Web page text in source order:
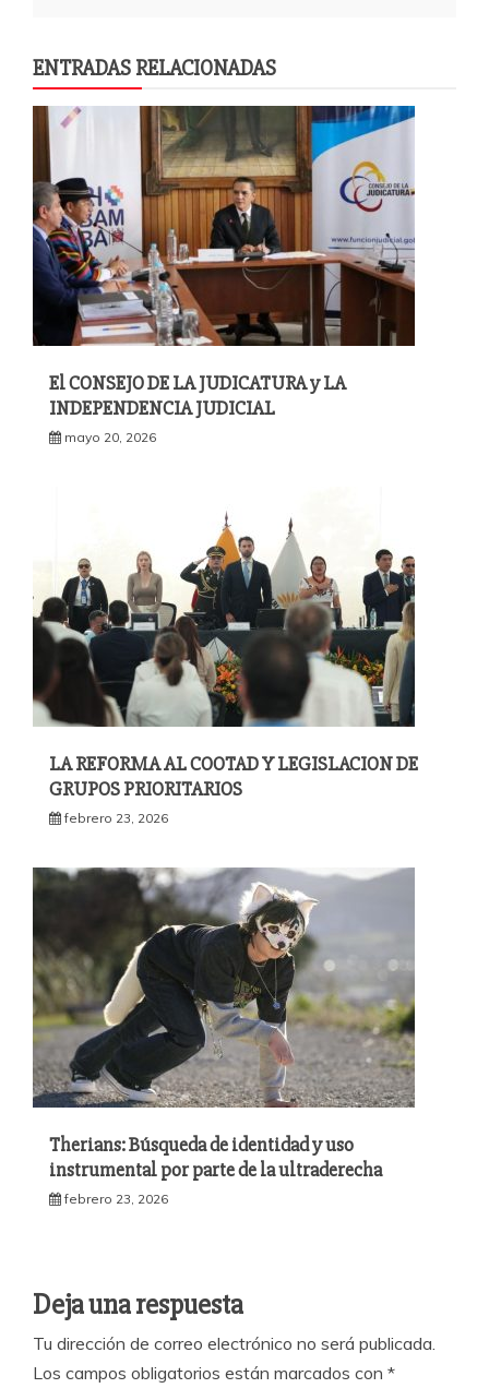
ENTRADAS RELACIONADAS
El CONSEJO DE LA JUDICATURA y LA
INDEPENDENCIA JUDICIAL
mayo 20, 2026
LA REFORMA AL COOTAD Y LEGISLACION DE
GRUPOS PRIORITARIOS
febrero 23, 2026
Therians: Búsqueda de identidad y uso
instrumental por parte de la ultraderecha
febrero 23, 2026
Deja una respuesta
Tu dirección de correo electrónico no será publicada.
Los campos obligatorios están marcados con *